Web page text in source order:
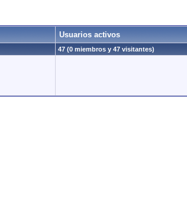
Usuarios activos
47 (0 miembros y 47 visitantes)